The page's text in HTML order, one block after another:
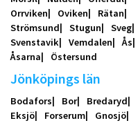
Orrviken
Oviken
Rätan
Strömsund
Stugun
Sveg
Svenstavik
Vemdalen
Ås
Åsarna
Östersund
Jönköpings län
Bodafors Bor
Bredaryd
Eksjö
Forserum
Gnosjö